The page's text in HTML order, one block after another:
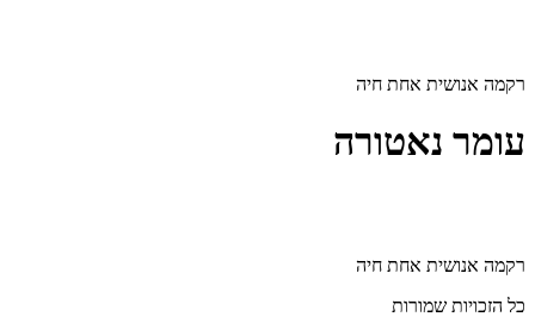
רקמה אנושית אחת חיה
עומר נאטורה
רקמה אנושית אחת חיה
כל הזכויות שמורות